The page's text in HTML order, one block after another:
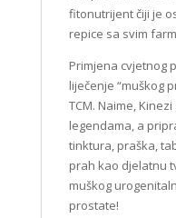
fitonutrijent čiji je
repice sa svim
Primjena cvjetnog
liječenje “muškog
TCM. Naime,
legendama, a
tinktura, praška,
prah kao djelatnu
muškog
prostate!